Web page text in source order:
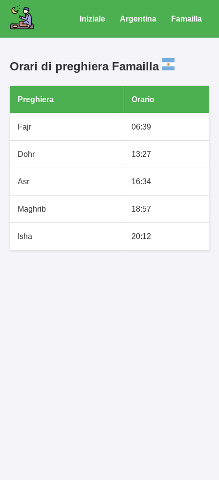
Iniziale Argentina Famailla
Orari di preghiera Famailla
Preghiera Orario
Fajr 06:39
Dohr 13:27
Asr 16:34
Maghrib 18:57
Isha 20:12